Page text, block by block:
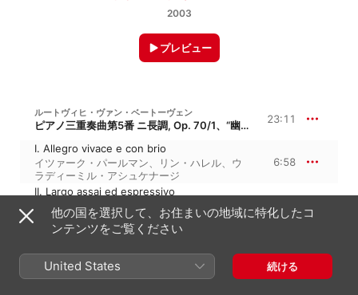
2003
プレビュー
ルートヴィヒ・ヴァン・ベートーヴェン
ピアノ三重奏曲第5番 ニ長調, Op. 70/1、“幽霊” 23:11
I. Allegro vivace e con brio
イツァーク・パールマン、 リン・ハレル、 ウ
ラディーミル・アシュケナージ
6:58
II. Largo assai ed espressivo
ウラディーミル・アシュケナージ 、
イツァー
ク・パールマン、リン・ハレル
10:16
III. Presto
レル、イツァーク・パールマン
他の国を選択して、お住まいの地域に特化したコ
ンテンツをご覧ください
United States 続ける